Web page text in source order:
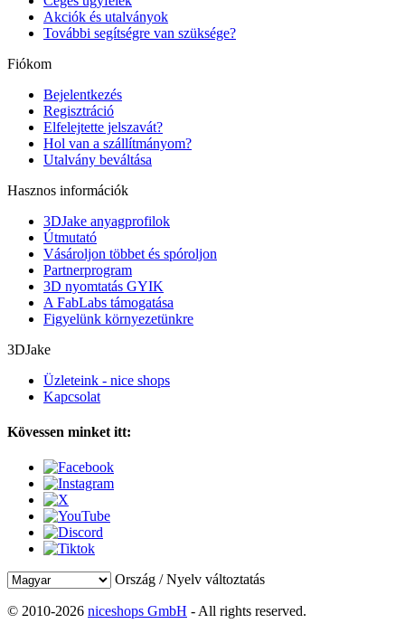
Akciók és utalványok
További segítségre van szüksége?
Fiókom
Bejelentkezés
Regisztráció
Elfelejtette jelszavát?
Hol van a szállítmányom?
Utalvány beváltása
Hasznos információk
3DJake anyagprofilok
Útmutató
Vásároljon többet és spóroljon
Partnerprogram
3D nyomtatás GYIK
A FabLabs támogatása
Figyelünk környezetünkre
3DJake
Üzleteink - nice shops
Kapcsolat
Kövessen minket itt:
Ország / Nyelv változtatás
© 2010-2026 niceshops GmbH - All rights reserved.